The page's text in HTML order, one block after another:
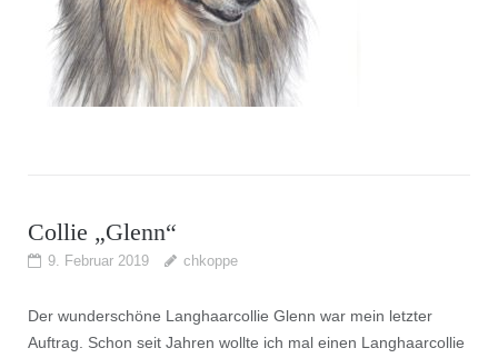
Collie „Glenn“
9. Februar 2019 chkoppe
Der wunderschöne Langhaarcollie Glenn war mein letzter
Auftrag. Schon seit Jahren wollte ich mal einen Langhaarcollie